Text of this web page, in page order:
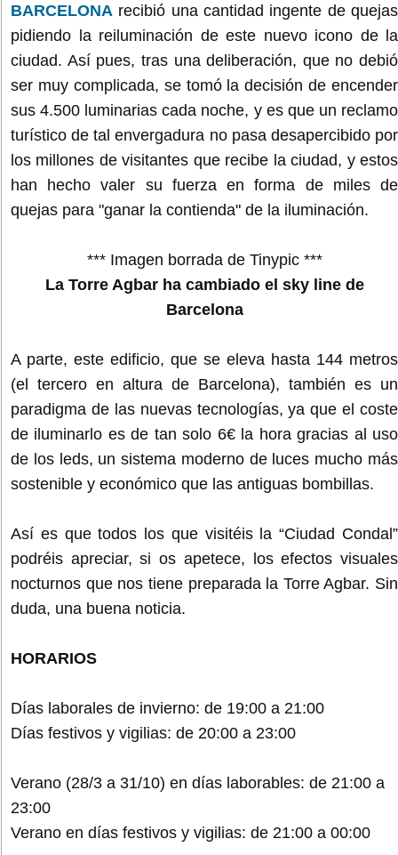
BARCELONA recibió una cantidad ingente de quejas
pidiendo la reiluminación de este nuevo icono de la
ciudad. Así pues, tras una deliberación, que no debió
ser muy complicada, se tomó la decisión de encender
sus 4.500 luminarias cada noche, y es que un reclamo
turístico de tal envergadura no pasa desapercibido por
los millones de visitantes que recibe la ciudad, y estos
han hecho valer su fuerza en forma de miles de
quejas para "ganar la contienda" de la iluminación.
*** Imagen borrada de Tinypic ***
La Torre Agbar ha cambiado el sky line de
Barcelona
A parte, este edificio, que se eleva hasta 144 metros
(el tercero en altura de Barcelona), también es un
paradigma de las nuevas tecnologías, ya que el coste
de iluminarlo es de tan solo 6€ la hora gracias al uso
de los leds, un sistema moderno de luces mucho más
sostenible y económico que las antiguas bombillas.
Así es que todos los que visitéis la “Ciudad Condal”
podréis apreciar, si os apetece, los efectos visuales
nocturnos que nos tiene preparada la Torre Agbar. Sin
duda, una buena noticia.
HORARIOS
Días laborales de invierno: de 19:00 a 21:00
Días festivos y vigilias: de 20:00 a 23:00
Verano (28/3 a 31/10) en días laborables: de 21:00 a
23:00
Verano en días festivos y vigilias: de 21:00 a 00:00